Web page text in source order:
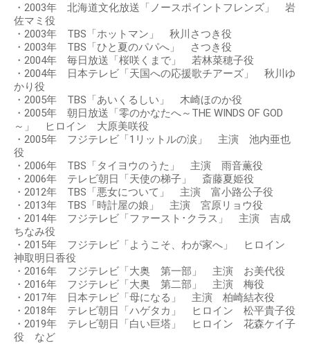
・2003年 北海道文化放送「ノースポイントフレンズ」 岩
佐マミ役
・2003年 TBS「ホットマン」 秋川さつき役
・2003年 TBS「ひと夏のパパへ」 さつき役
・2004年 毎日放送「桜咲くまで」 若林菜穂子役
・2004年 日本テレビ「天国への応援歌チアーズ」 秋川ゆ
かり役
・2005年 TBS「あいくるしい」 木崎ほのか役
・2005年 朝日放送「零のかなたへ～THE WINDS OF GOD
～」 ヒロイン 大原美咲役
・2005年 フジテレビ「1リットルの涙」 主演 池内亜也
役
・2006年 TBS「タイヨウのうた」 主演 雨音薫役
・2006年 テレビ朝日「天使の梯子」 斎藤夏姫役
・2012年 TBS「悪女について」 主演 富小路公子役
・2013年 TBS「時計屋の娘」 主演 宮原リョウ役
・2014年 フジテレビ「ファースト･クラス」 主演 吉成
ちなみ役
・2015年 フジテレビ「ようこそ、わが家へ」 ヒロイン
神取明日香役
・2016年 フジテレビ「大奥 第一部」 主演 お美代役
・2016年 フジテレビ「大奥 第二部」 主演 梅役
・2017年 日本テレビ「母になる」 主演 柏崎結衣役
・2018年 テレビ朝日「ハゲタカ」 ヒロイン 松平貴子役
・2019年 テレビ朝日「白い巨塔」 ヒロイン 花森ケイ子
役 など